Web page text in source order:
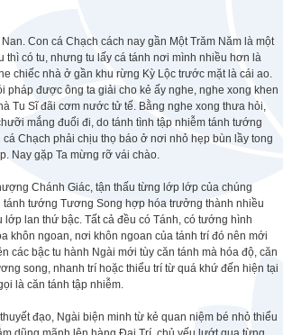
Con cá Chạch cách nay gần Một Trăm Năm là một
thì có tu, nhưng tu lấy cá tánh nơi mình nhiều hơn là
chiếc nhà ở gần khu rừng Kỳ Lộc trước mặt là cái ao.
pháp được ông ta giải cho kẻ ấy nghe, nghe xong khen
Tu Sĩ đãi cơm nước tử tế. Bằng nghe xong thưa hỏi,
mắng đuổi đi, do tánh tình tập nhiễm tánh tướng
Chạch phải chịu thọ báo ở nơi nhỏ hẹp bùn lầy tong
Nay gặp Ta mừng rỡ vái chào.
Chánh Giác, tận thấu từng lớp lớp của chúng
tánh tướng Tương Song hợp hóa trưởng thành nhiều
lớp lan thứ bậc. Tất cả đều có Tánh, có tướng hình
khôn ngoan, nơi khôn ngoan của tánh trí đó nên mới
các bậc tu hành Ngài mới tùy căn tánh mà hóa độ, căn
song, nhanh trí hoặc thiểu trí từ quá khứ đến hiện tại
là căn tánh tập nhiễm.
đạo, Ngài biện minh từ kẻ quan niệm bé nhỏ thiểu